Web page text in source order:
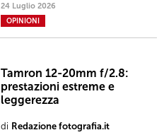
24 Luglio 2026
OPINIONI
Tamron 12-20mm f/2.8:
prestazioni estreme e
leggerezza
di Redazione fotografia.it